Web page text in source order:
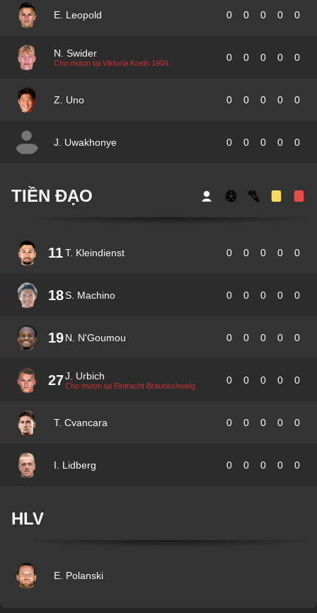
E. Leopold 0 0 0 0 0
N. Swider
Cho mượn tại Viktoria Koeln 1904 0 0 0 0 0
Z. Uno 0 0 0 0 0
J. Uwakhonye 0 0 0 0 0
TIỀN ĐẠO
11T. Kleindienst 0 0 0 0 0
18S. Machino 0 0 0 0 0
19N. N'Goumou 0 0 0 0 0
27J. Urbich
Cho mượn tại Eintracht Braunschweig 0 0 0 0 0
T. Cvancara 0 0 0 0 0
I. Lidberg 0 0 0 0 0
HLV
E. Polanski